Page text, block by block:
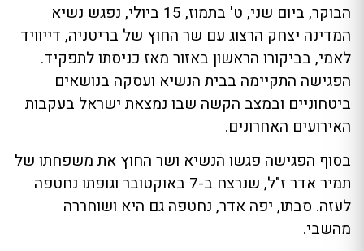
הבוקר, ביום שני, ט' בתמוז, 15 ביולי, נפגש נשיא
המדינה יצחק הרצוג עם שר החוץ של בריטניה, דייוויד
לאמי, בביקורו הראשון באזור מאז כניסתו לתפקיד.
הפגישה התקיימה בבית הנשיא ועסקה בנושאים
ביטחוניים ובמצב הקשה שבו נמצאת ישראל בעקבות
האירועים האחרונים.
בסוף הפגישה פגשו הנשיא ושר החוץ את משפחתו של
תמיר אדר ז"ל, שנרצח ב-7 באוקטובר וגופתו נחטפה
לעזה. סבתו, יפה אדר, נחטפה גם היא ושוחררה
מהשבי.